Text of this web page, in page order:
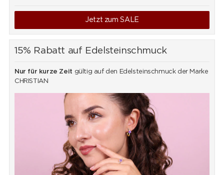
Jetzt zum SALE
15% Rabatt auf Edelsteinschmuck
Nur für kurze Zeit gültig auf den Edelsteinschmuck der Marke
CHRISTIAN